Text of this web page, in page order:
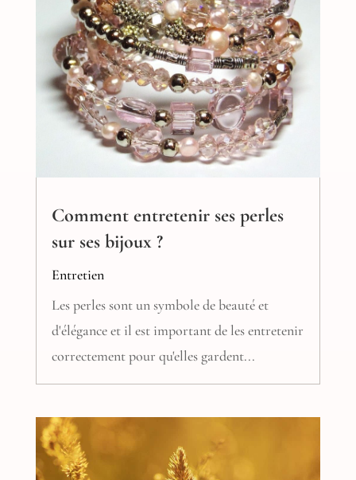
Comment entretenir ses perles
sur ses bijoux ?
Entretien
Les perles sont un symbole de beauté et
d'élégance et il est important de les entretenir
correctement pour qu'elles gardent...